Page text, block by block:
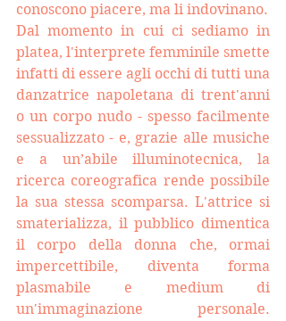
conoscono piacere, ma li indovinano.
Dal momento in cui ci sediamo in
platea, l'interprete femminile smette
infatti di essere agli occhi di tutti una
danzatrice napoletana di trent'anni
o un corpo nudo - spesso facilmente
sessualizzato - e, grazie alle musiche
e a un’abile illuminotecnica, la
ricerca coreografica rende possibile
la sua stessa scomparsa. L'attrice si
smaterializza, il pubblico dimentica
il corpo della donna che, ormai
impercettibile, diventa forma
plasmabile e medium di
un'immaginazione personale.